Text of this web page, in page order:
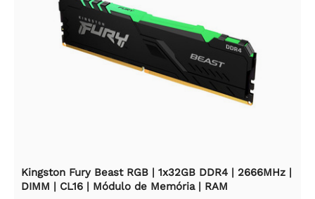
Kingston Fury Beast RGB | 1x32GB DDR4 | 2666MHz |
DIMM | CL16 | Módulo de Memória | RAM